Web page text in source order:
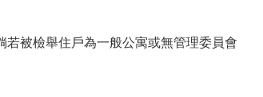
被檢舉住戶為一般公寓或無管理委員會